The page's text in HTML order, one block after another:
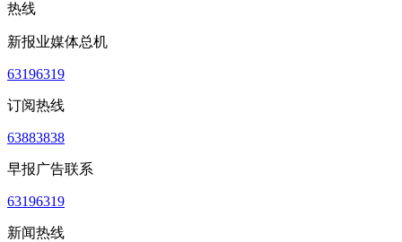
热线
新报业媒体总机
63196319
订阅热线
63883838
早报广告联系
63196319
新闻热线